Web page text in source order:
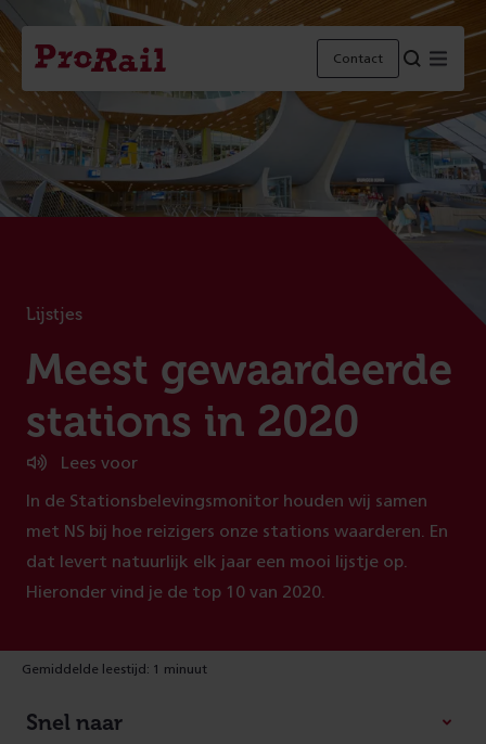
Navigatie
Homepage
ProRail
Contact
Lijstjes
:
Meest gewaardeerde
stations in 2020
Lees voor
In de Stationsbelevingsmonitor houden wij samen
met NS bij hoe reizigers onze stations waarderen. En
dat levert natuurlijk elk jaar een mooi lijstje op.
Hieronder vind je de top 10 van 2020.
Gemiddelde leestijd: 1 minuut
Snel naar